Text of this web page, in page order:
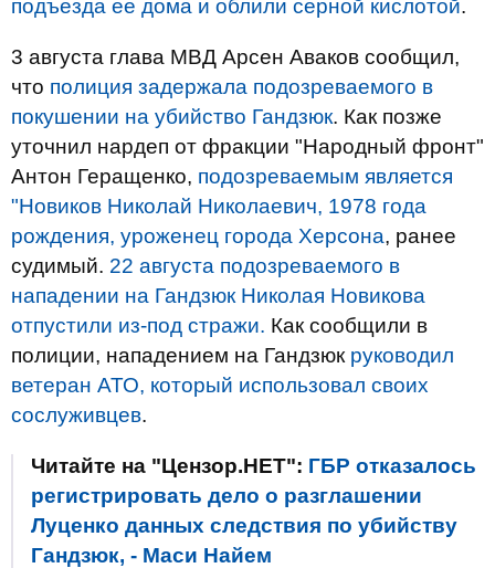
подъезда ее дома и облили серной кислотой.
3 августа глава МВД Арсен Аваков сообщил,
что полиция задержала подозреваемого в
покушении на убийство Гандзюк. Как позже
уточнил нардеп от фракции "Народный фронт"
Антон Геращенко, подозреваемым является
"Новиков Николай Николаевич, 1978 года
рождения, уроженец города Херсона, ранее
судимый. 22 августа подозреваемого в
нападении на Гандзюк Николая Новикова
отпустили из-под стражи. Как сообщили в
полиции, нападением на Гандзюк руководил
ветеран АТО, который использовал своих
сослуживцев.
Читайте на "Цензор.НЕТ": ГБР отказалось
регистрировать дело о разглашении
Луценко данных следствия по убийству
Гандзюк, - Маси Найем